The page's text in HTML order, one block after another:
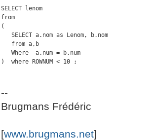
SELECT lenom
from
(
   SELECT a.nom as Lenom, b.nom
   from a,b
   Where  a.num = b.num
)  where ROWNUM < 10 ;
--
Brugmans Frédéric
[www.brugmans.net]